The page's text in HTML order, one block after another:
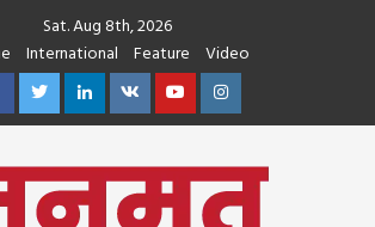
Sat. Aug 8th, 2026
International Feature
Video
TwitterLinkedin
VK YoutubeInstagram